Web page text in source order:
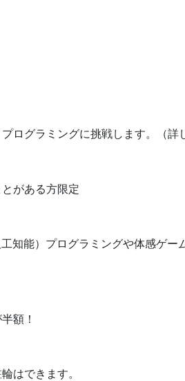
グラミングに挑戦します。（詳
ある方限定
能）プログラミングや体感ゲー
額！
はできます。